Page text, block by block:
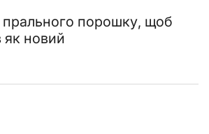
порошку, щоб
як новий